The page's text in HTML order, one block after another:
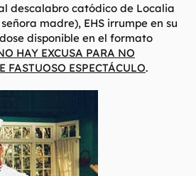
descalabro catódico de Localia
madre), EHS irrumpe en su
disponible en el formato
HAY EXCUSA PARA NO
FASTUOSO ESPECTÁCULO.